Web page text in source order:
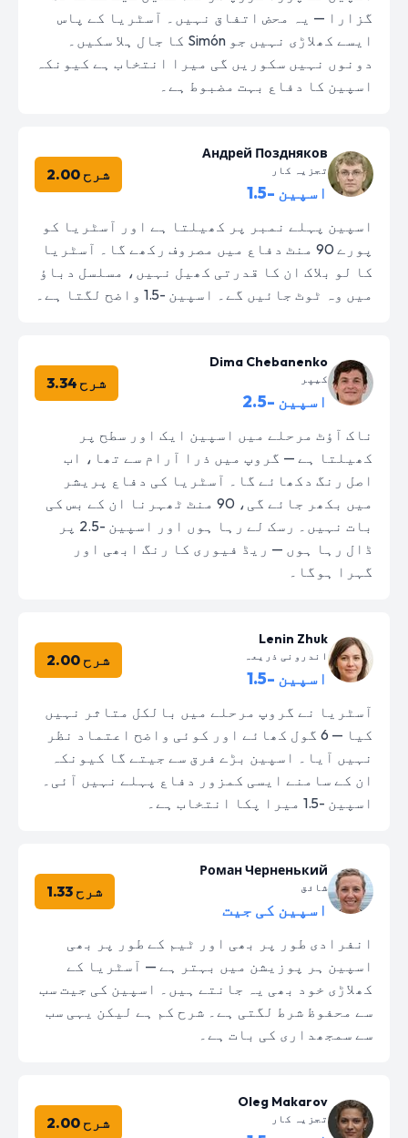
گزارا — یہ محض اتفاق نہیں۔ آسٹریا کے پاس
ایسے کھلاڑی نہیں جو Simón کا جال ہلا سکیں۔
دونوں نہیں سکوریں گی میرا انتخاب ہے کیونکہ
اسپین کا دفاع بہت مضبوط ہے۔
Андрей Поздняков
تجزیہ کار
اسپین -1.5
شرح 2.00
اسپین پہلے نمبر پر کھیلتا ہے اور آسٹریا کو
پورے 90 منٹ دفاع میں مصروف رکھے گا۔ آسٹریا
کا لو بلاک ان کا قدرتی کھیل نہیں، مسلسل دباؤ
میں وہ ٹوٹ جائیں گے۔ اسپین -1.5 واضح لگتا ہے۔
Dima Chebanenko
کیپر
اسپین -2.5
شرح 3.34
ناک آؤٹ مرحلے میں اسپین ایک اور سطح پر
کھیلتا ہے — گروپ میں ذرا آرام سے تھا، اب
اصل رنگ دکھائے گا۔ آسٹریا کی دفاع پریشر
میں بکھر جائے گی، 90 منٹ ٹھہرنا ان کے بس کی
بات نہیں۔ رسک لے رہا ہوں اور اسپین -2.5 پر
ڈال رہا ہوں — ریڈ فیوری کا رنگ ابھی اور
گہرا ہوگا۔
Lenin Zhuk
اندرونی ذریعہ
اسپین -1.5
شرح 2.00
آسٹریا نے گروپ مرحلے میں بالکل متاثر نہیں
کیا — 6 گول کھائے اور کوئی واضح اعتماد نظر
نہیں آیا۔ اسپین بڑے فرق سے جیتے گا کیونکہ
ان کے سامنے ایسی کمزور دفاع پہلے نہیں آئی۔
اسپین -1.5 میرا پکا انتخاب ہے۔
Роман Черненький
شائق
اسپین کی جیت
شرح 1.33
انفرادی طور پر بھی اور ٹیم کے طور پر بھی
اسپین ہر پوزیشن میں بہتر ہے — آسٹریا کے
کھلاڑی خود بھی یہ جانتے ہیں۔ اسپین کی جیت سب
سے محفوظ شرط لگتی ہے۔ شرح کم ہے لیکن یہی سب
سے سمجھداری کی بات ہے۔
Oleg Makarov
تجزیہ کار شرح 2.00